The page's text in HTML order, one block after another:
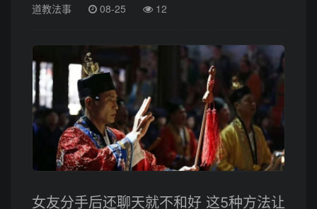
道教法事
08-25 12
女友分手后还聊天就不和好 这5种方法让